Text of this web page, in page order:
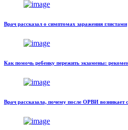
Врач рассказал о симптомах заражения глистами
Как помочь ребенку пережить экзамены:
Врач рассказала, почему после ОРВИ возникает